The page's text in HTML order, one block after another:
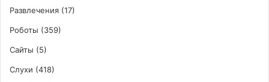
Развлечения (17)
Роботы (359)
Сайты (5)
Слухи (418)